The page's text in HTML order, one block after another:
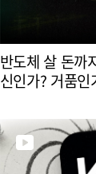
반도체 살 돈까
신인가? 거품인